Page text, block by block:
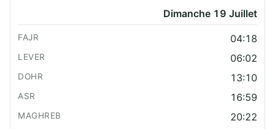
Dimanche 19 Juillet
04:18
06:02
13:10
16:59
20:22